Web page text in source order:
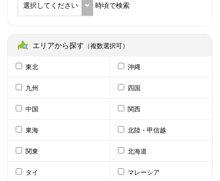
選択してください 時頃で検索
エリアから探す （複数選択可）
東北 沖縄
九州 四国
中国 関西
東海 北陸・甲信越
関東 北海道
タイ マレーシア